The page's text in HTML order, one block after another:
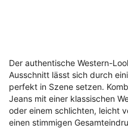
Der authentische Western-
Ausschnitt lässt sich durch
perfekt in Szene setzen.
Jeans mit einer klassischen
oder einem schlichten, leicht
einen stimmigen